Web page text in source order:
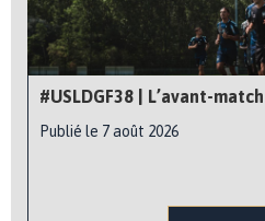
#USLDGF38 | L’avant-
Publié le 7 août 2026